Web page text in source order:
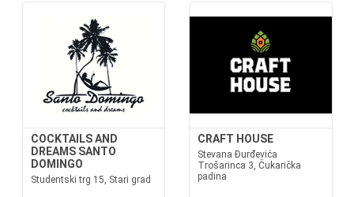
COCKTAILS AND
DREAMS SANTO
DOMINGO
Studentski trg 15, Stari grad
CRAFT HOUSE
Stevana Đurđevića
Trošarinca 3, Čukarička
padina